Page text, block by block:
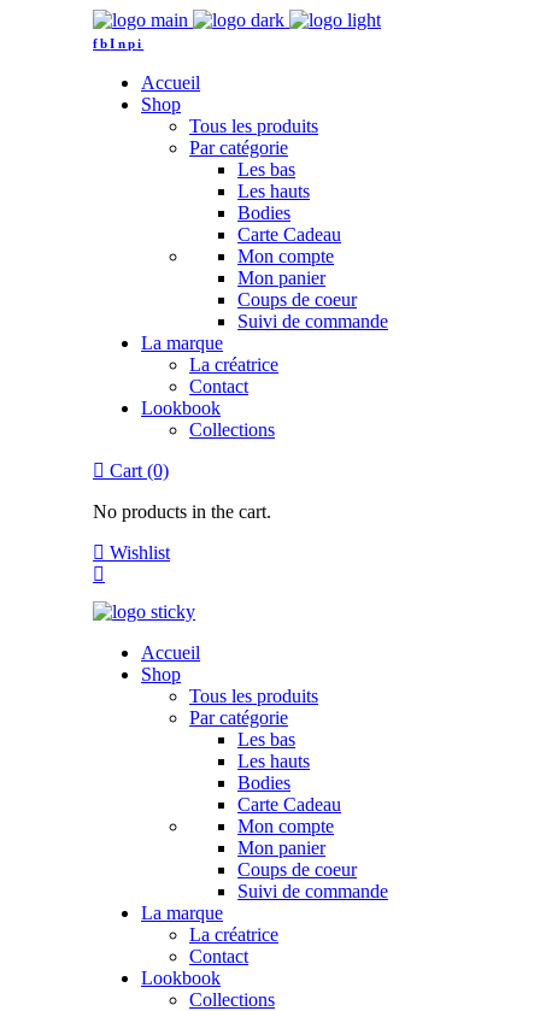
fbInpi
Accueil
Shop
Tous les produits
Par catégorie
Les bas
Les hauts
Bodies
Carte Cadeau
Mon compte
Mon panier
Coups de coeur
Suivi de commande
La marque
La créatrice
Contact
Lookbook
Collections
Cart (0)
No products in the cart.
Wishlist
Accueil
Shop
Tous les produits
Par catégorie
Les bas
Les hauts
Bodies
Carte Cadeau
Mon compte
Mon panier
Coups de coeur
Suivi de commande
La marque
La créatrice
Contact
Lookbook
Collections